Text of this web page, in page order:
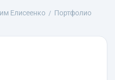
Елисеенко
Портфолио